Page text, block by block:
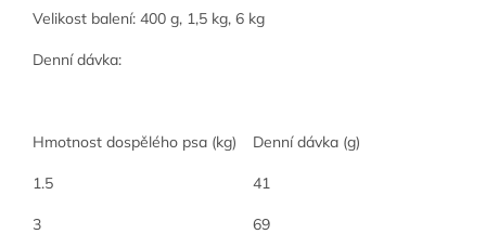
Velikost balení: 400 g, 1,5 kg, 6 kg
Denní dávka:
Hmotnost dospělého psa (kg) Denní dávka (g)
1.5 41
3 69